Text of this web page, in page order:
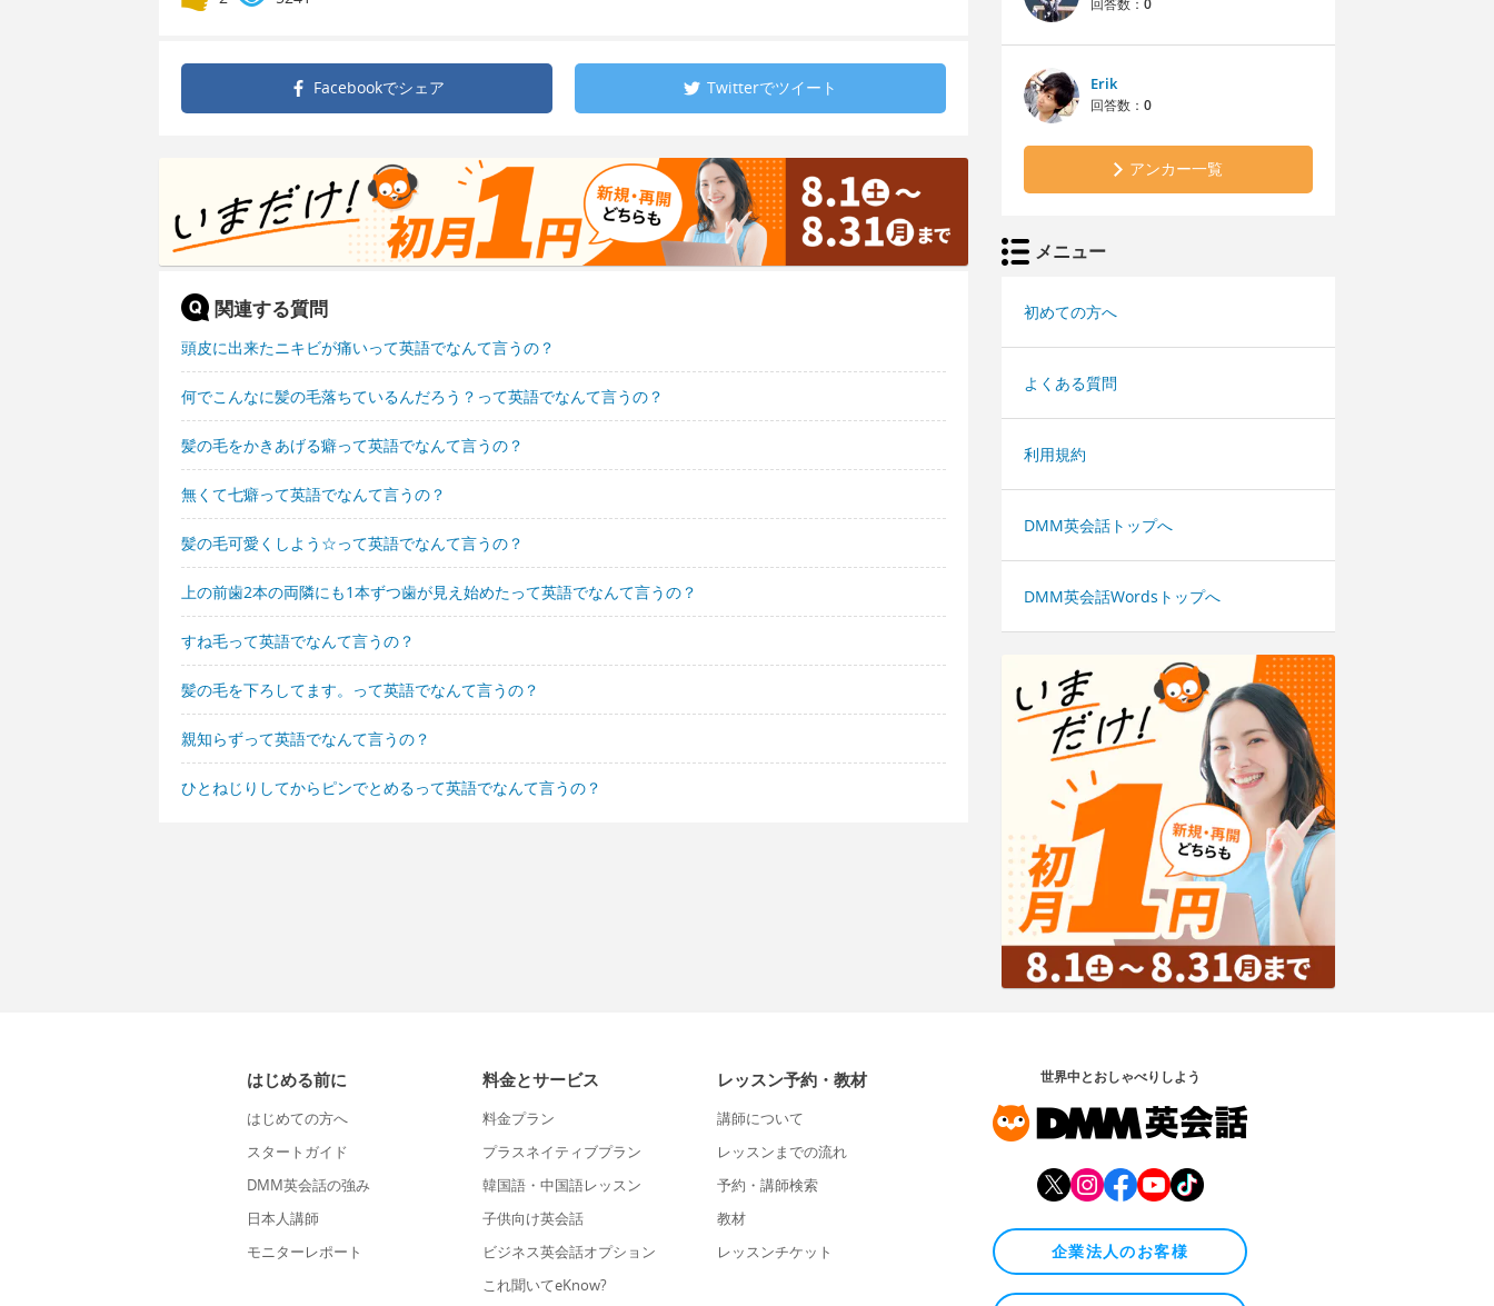
Facebookでシェア Twitterでツイート
関連する質問
頭皮に出来たニキビが痛いって英語でなんて言うの？
何でこんなに髪の毛落ちているんだろう？って英語でなんて言うの？
髪の毛をかきあげる癖って英語でなんて言うの？
無くて七癖って英語でなんて言うの？
髪の毛可愛くしよう☆って英語でなんて言うの？
上の前歯2本の両隣にも1本ずつ歯が見え始めたって英語でなんて言うの？
すね毛って英語でなんて言うの？
髪の毛を下ろしてます。って英語でなんて言うの？
親知らずって英語でなんて言うの？
ひとねじりしてからピンでとめるって英語でなんて言うの？
回答数： 0
Erik
回答数： 0
アンカー一覧
メニュー
初めての方へ
よくある質問
利用規約
DMM英会話トップへ
DMM英会話Wordsトップへ
はじめる前に
はじめての方へ
スタートガイド
DMM英会話の強み
日本人講師
モニターレポート
料金とサービス
料金プラン
プラスネイティブプラン
韓国語・中国語レッスン
子供向け英会話
ビジネス英会話オプション
これ聞いてeKnow?
レッスン予約・教材
講師について
レッスンまでの流れ
予約・講師検索
教材
レッスンチケット
世界中とおしゃべりしよう
企業法人のお客様